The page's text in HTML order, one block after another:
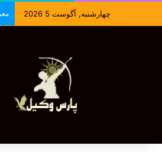
چهارشنبه, آگوست 5 2026